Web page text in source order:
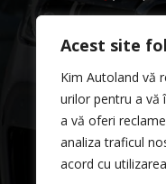
Acest site
Kim Autoland vă
urilor pentru a vă
a vă oferi
analiza traficul
acord cu
Luni -